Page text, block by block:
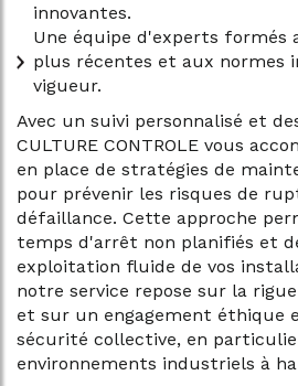
innovantes.
Une équipe d'experts formés
plus récentes et aux normes
vigueur.
Avec un suivi personnalisé et
CULTURE CONTROLE vous
en place de stratégies de
pour prévenir les risques de
défaillance. Cette approche
temps d'arrêt non planifiés et
exploitation fluide de vos
notre service repose sur la
et sur un engagement éthique
sécurité collective, en
environnements industriels à